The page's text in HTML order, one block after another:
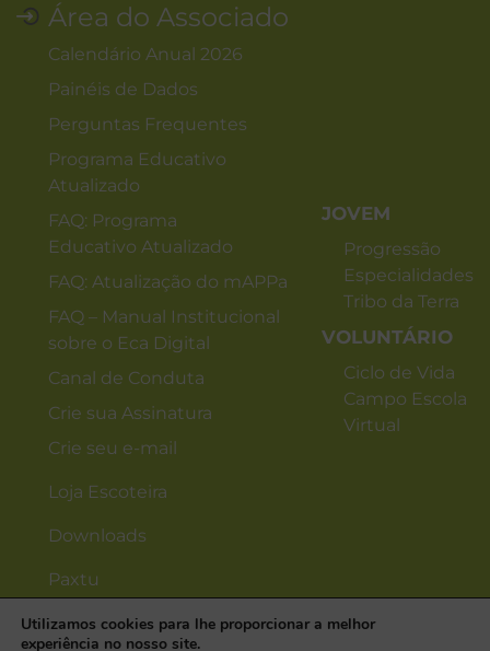
Área do Associado
Calendário Anual 2026
Painéis de Dados
Perguntas Frequentes
Programa Educativo
Atualizado
FAQ: Programa
Educativo Atualizado
FAQ: Atualização do mAPPa
FAQ – Manual Institucional
sobre o Eca Digital
Canal de Conduta
Crie sua Assinatura
Crie seu e-mail
Loja Escoteira
Downloads
Paxtu
JOVEM
Progressão
Especialidades
Tribo da Terra
VOLUNTÁRIO
Ciclo de Vida
Campo Escola
Virtual
Utilizamos cookies para lhe proporcionar a melhor
experiência no nosso site.